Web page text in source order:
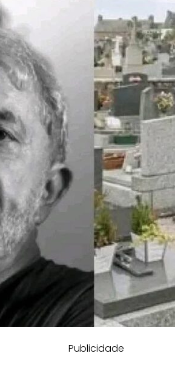
Publicidade